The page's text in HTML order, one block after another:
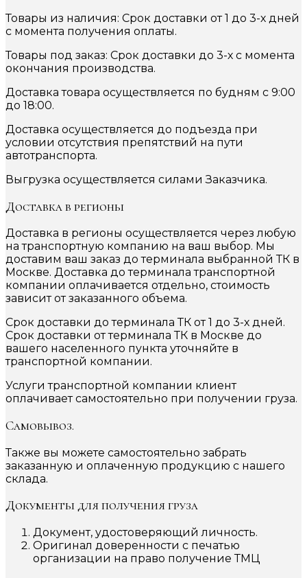
Товары из наличия: Срок доставки от 1 до 3-х дней
с момента получения оплаты.
Товары под заказ: Срок доставки до 3-х с момента
окончания производства.
Доставка товара осуществляется по будням с 9:00
до 18:00.
Доставка осуществляется до подъезда при
условии отсутствия препятствий на пути
автотранспорта.
Выгрузка осуществляется силами Заказчика.
Доставка в регионы
Доставка в регионы осуществляется через любую
на транспортную компанию на ваш выбор. Мы
доставим ваш заказ до терминала выбранной ТК в
Москве. Доставка до терминала транспортной
компании оплачивается отдельно, стоимость
зависит от заказанного объема.
Срок доставки до терминала ТК от 1 до 3-х дней.
Срок доставки от терминала ТК в Москве до
вашего населенного пункта уточняйте в
транспортной компании.
Услуги транспортной компании клиент
оплачивает самостоятельно при получении груза.
Самовывоз.
Также вы можете самостоятельно забрать
заказанную и оплаченную продукцию с нашего
склада.
Документы для получения груза
Документ, удостоверяющий личность.
Оригинал доверенности с печатью
организации на право получение ТМЦ